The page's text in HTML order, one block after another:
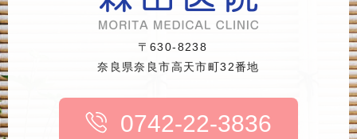
〒630-8238
奈良県奈良市高天市町32番地
0742-22-3836